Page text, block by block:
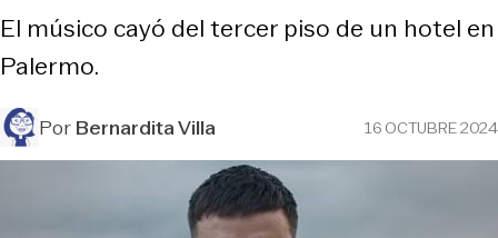
El músico cayó del tercer piso de un hotel en
Palermo.
PorBernardita Villa 16 OCTUBRE 2024